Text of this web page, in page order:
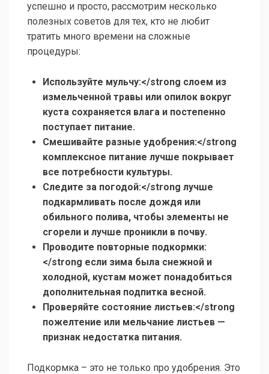
успешно и просто, рассмотрим несколько
полезных советов для тех, кто не любит
тратить много времени на сложные
процедуры:
Используйте мульчу:</strong слоем из
измельченной травы или опилок вокруг
куста сохраняется влага и постепенно
поступает питание.
Смешивайте разные удобрения:</strong
комплексное питание лучше покрывает
все потребности культуры.
Следите за погодой:</strong лучше
подкармливать после дождя или
обильного полива, чтобы элементы не
сгорели и лучше проникли в почву.
Проводите повторные подкормки:
</strong если зима была снежной и
холодной, кустам может понадобиться
дополнительная подпитка весной.
Проверяйте состояние листьев:</strong
пожелтение или мельчание листьев —
признак недостатка питания.
Подкормка – это не только про удобрения. Это